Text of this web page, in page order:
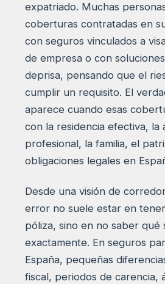
expatriado. Muchas
coberturas contratadas en
con seguros vinculados a
de empresa o con
deprisa, pensando que el
cumplir un requisito. El
aparece cuando esas
con la residencia efectiva, la
profesional, la familia, el
obligaciones legales en
Desde una visión de
error no suele estar en
póliza, sino en no saber qué
exactamente. En seguros
España, pequeñas
fiscal, periodos de carencia,